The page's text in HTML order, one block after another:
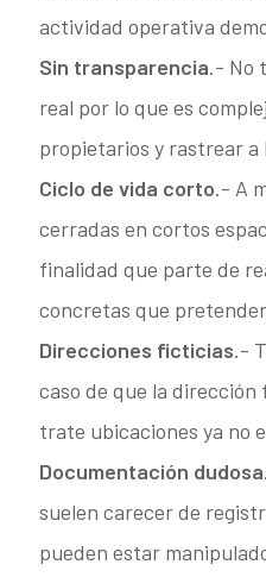
actividad operativa
Sin transparencia.- No
real por lo que es
propietarios y rastrear a
Ciclo de vida corto.- A
cerradas en cortos
finalidad que parte de
concretas que
Direcciones ficticias.-
caso de que la dirección
trate ubicaciones ya no
Documentación dudosa
suelen carecer de
pueden estar